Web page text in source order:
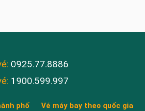
0925.77.8886
1900.599.997
phố Vé máy bay theo quốc gia